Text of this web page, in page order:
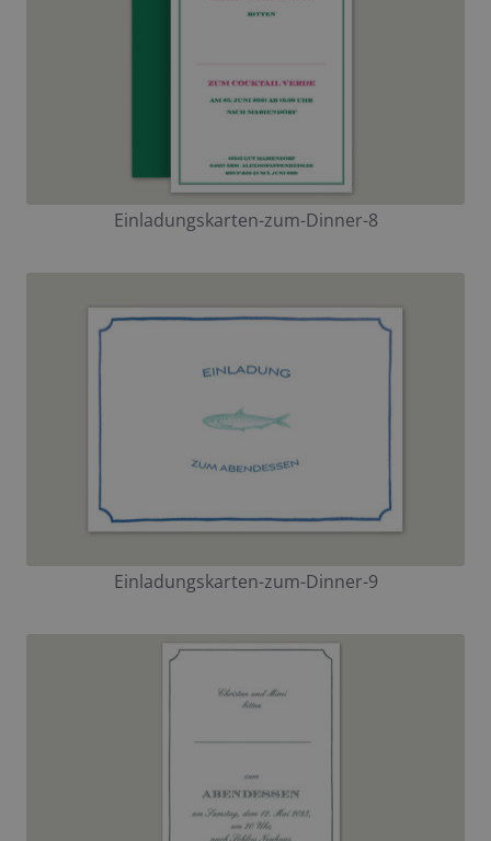
Einladungskarten-zum-Dinner-8
Einladungskarten-zum-Dinner-9